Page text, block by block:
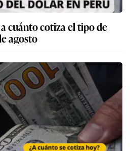
cuánto cotiza el tipo de
agosto